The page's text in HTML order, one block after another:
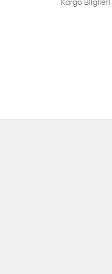
Kargo Bilgileri